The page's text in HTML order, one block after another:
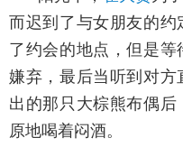
而迟到了与女朋友的约
了约会的地点，但是
嫌弃，最后当听到对方
出的那只大棕熊布偶
原地喝着闷酒。